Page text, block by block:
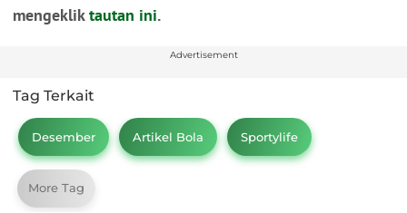
mengekliktautan ini.
Advertisement
Tag Terkait
Desember Artikel Bola Sportylife
More Tag